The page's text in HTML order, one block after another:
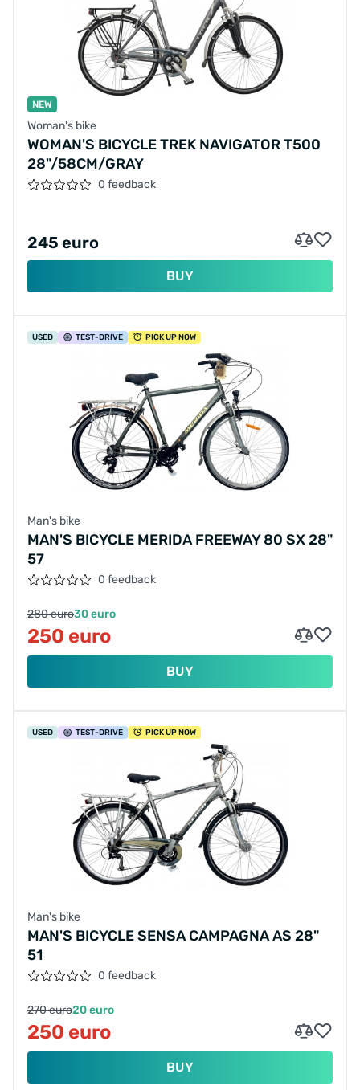
NEW
Woman's bike
WOMAN'S BICYCLE TREK NAVIGATOR T500
28"/58CM/GRAY
0 feedback
245 euro
BUY
USED TEST-DRIVE PICK UP NOW
Man's bike
MAN'S BICYCLE MERIDA FREEWAY 80 SX 28"
57
0 feedback
280 euro30 euro
250 euro
BUY
USED TEST-DRIVE PICK UP NOW
Man's bike
MAN'S BICYCLE SENSA CAMPAGNA AS 28"
51
0 feedback
270 euro20 euro
250 euro
BUY